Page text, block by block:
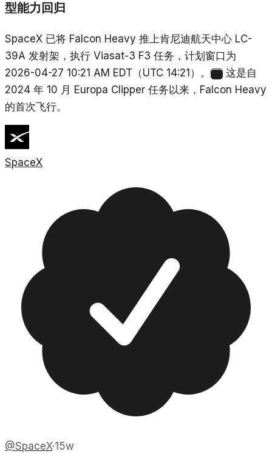
型能力回归
SpaceX 已将 Falcon Heavy 推上肯尼迪航天中心 LC-
39A 发射架，执行 Viasat-3 F3 任务，计划窗口为
2026-04-27 10:21 AM EDT（UTC 14:21）。
这是自
2024 年 10 月 Europa Clipper 任务以来，Falcon Heavy
的首次飞行。
SpaceX
@SpaceX·15w